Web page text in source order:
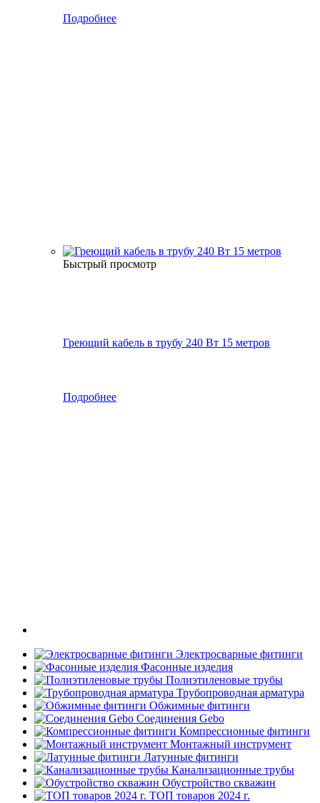
Подробнее
Быстрый просмотр
Греющий кабель в трубу 240 Вт 15 метров
Подробнее
Электросварные фитинги
Фасонные изделия
Полиэтиленовые трубы
Трубопроводная арматура
Обжимные фитинги
Соединения Gebo
Компрессионные фитинги
Монтажный инструмент
Латунные фитинги
Канализационные трубы
Обустройство скважин
ТОП товаров 2024 г.